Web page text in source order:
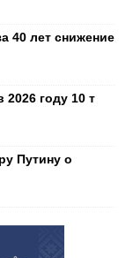
40 лет снижение
году 10 т
Путину о